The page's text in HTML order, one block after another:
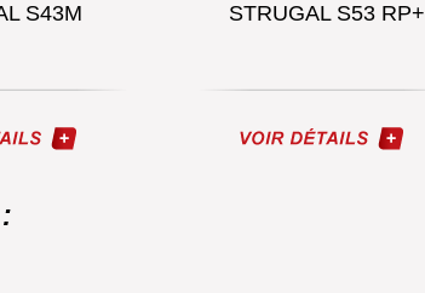
S43M STRUGAL S53 RP+